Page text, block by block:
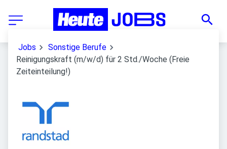
Jobs
Sonstige Berufe
Reinigungskraft (m/w/d) für 2 Std./Woche (Freie
Zeiteinteilung!)